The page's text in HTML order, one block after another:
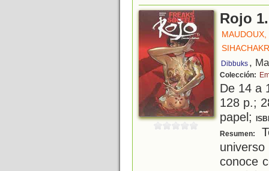
Rojo
Dibbuks ,
Colección:
De 14 a
128 p.;
papel;
Resumen:
conoce